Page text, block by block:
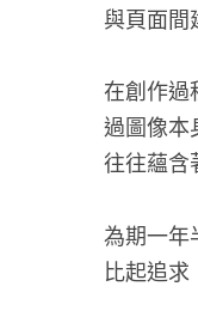
與頁面間
在創作過
過圖像本
往往蘊含
為期一年
比起追